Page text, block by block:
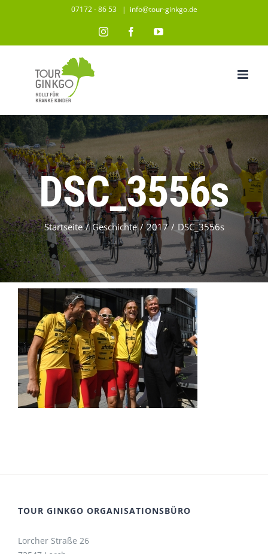
07172 - 86 53 | info@tour-ginkgo.de
InstagramFacebookYouTube
DSC_3556s
Startseite / Geschichte / 2017 / DSC_3556s
TOUR GINKGO ORGANISATIONSBÜRO
Lorcher Straße 26